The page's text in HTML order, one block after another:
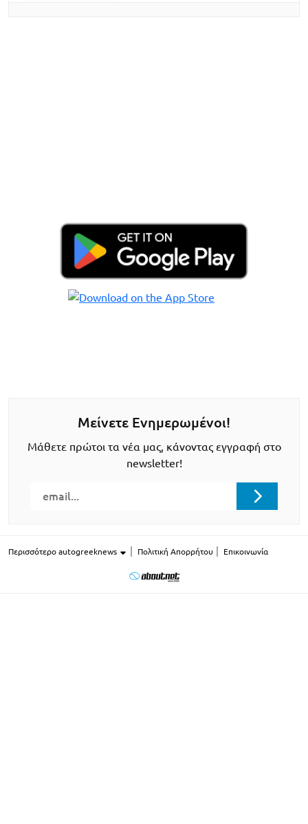
Μείνετε Ενημερωμένοι!
Μάθετε πρώτοι τα νέα μας, κάνοντας εγγραφή στο
newsletter!
Περισσότερο autogreeknews Πολιτική Απορρήτου Επικοινωνία